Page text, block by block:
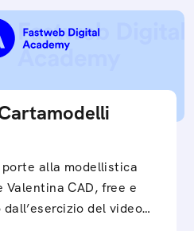
alla modellistica
CAD, free e
del video…